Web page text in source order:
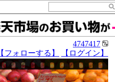
4747417
【フォローする】 【ログイン】